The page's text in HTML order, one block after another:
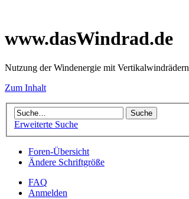
www.dasWindrad.de
Nutzung der Windenergie mit Vertikalwindrädern
Zum Inhalt
Erweiterte Suche
Foren-Übersicht
Ändere Schriftgröße
FAQ
Anmelden